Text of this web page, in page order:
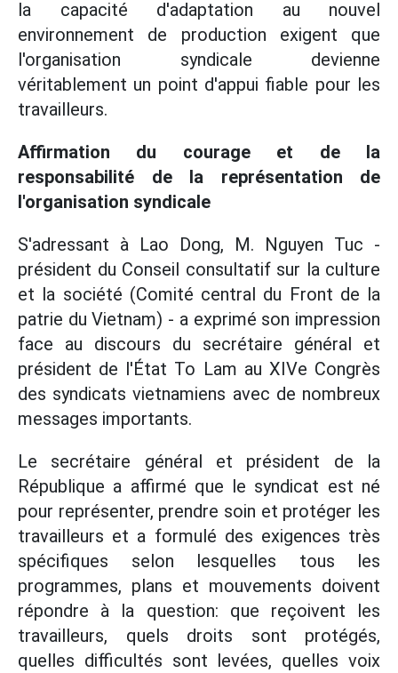
la capacité d'adaptation au nouvel
environnement de production exigent que
l'organisation syndicale devienne
véritablement un point d'appui fiable pour les
travailleurs.
Affirmation du courage et de la
responsabilité de la représentation de
l'organisation syndicale
S'adressant à Lao Dong, M. Nguyen Tuc -
président du Conseil consultatif sur la culture
et la société (Comité central du Front de la
patrie du Vietnam) - a exprimé son impression
face au discours du secrétaire général et
président de l'État To Lam au XIVe Congrès
des syndicats vietnamiens avec de nombreux
messages importants.
Le secrétaire général et président de la
République a affirmé que le syndicat est né
pour représenter, prendre soin et protéger les
travailleurs et a formulé des exigences très
spécifiques selon lesquelles tous les
programmes, plans et mouvements doivent
répondre à la question: que reçoivent les
travailleurs, quels droits sont protégés,
quelles difficultés sont levées, quelles voix